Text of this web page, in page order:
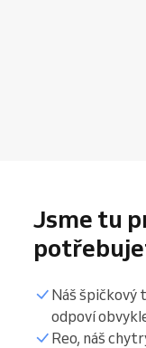
Jsme tu
Náš špičkový
odpoví
Reo, náš